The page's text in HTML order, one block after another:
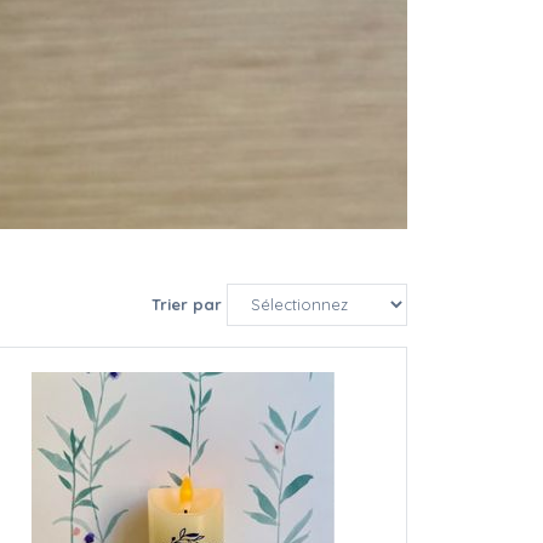
Trier par